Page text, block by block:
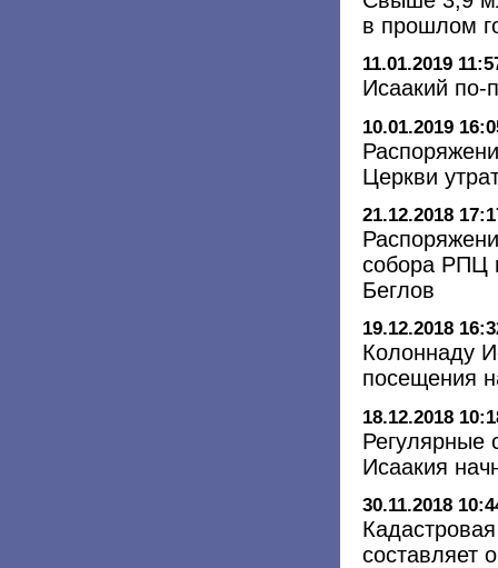
в прошлом
11.01.2019
Исаакий по-
10.01.2019
Церкви
21.12.2018
собора РПЦ
Беглов
19.12.2018
Колоннаду
посещения
18.12.2018
Регулярные
Исаакия
30.11.2018
составляет